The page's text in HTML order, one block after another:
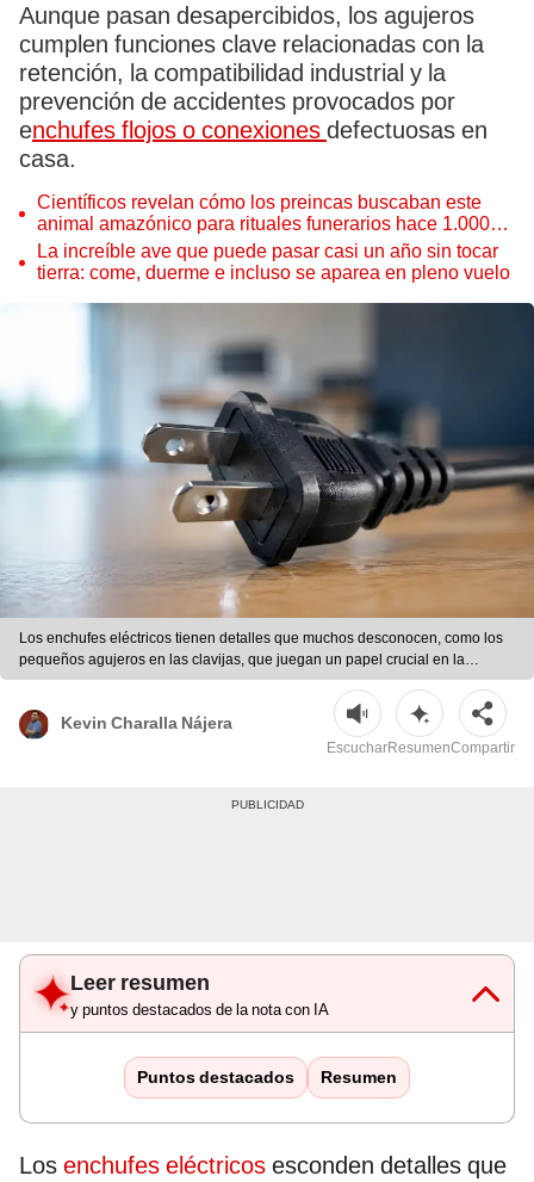
Aunque pasan desapercibidos, los agujeros
cumplen funciones clave relacionadas con la
retención, la compatibilidad industrial y la
prevención de accidentes provocados por
enchufes flojos o conexiones defectuosas en
casa.
Científicos revelan cómo los preincas buscaban este
animal amazónico para rituales funerarios hace 1.000
años: plumas eran clave
La increíble ave que puede pasar casi un año sin tocar
tierra: come, duerme e incluso se aparea en pleno vuelo
Los enchufes eléctricos tienen detalles que muchos desconocen, como los
pequeños agujeros en las clavijas, que juegan un papel crucial en la
seguridad y funcionamiento eléctrico. | Foto: Dall-E
Kevin Charalla Nájera
EscucharResumenCompartir
Leer resumen
y puntos destacados de la nota con IA
Puntos destacados Resumen
Los enchufes eléctricos esconden detalles que